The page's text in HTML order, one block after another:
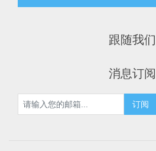
跟随我们
消息订阅